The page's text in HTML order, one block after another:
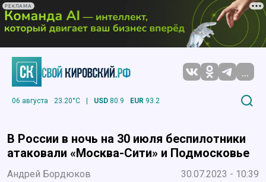
РЕКЛАМА
...
06 августа 23.20°C | USD 80.9 EUR 93.2
В России в ночь на 30 июля беспилотники
атаковали «Москва-Сити» и Подмосковье
Андрей Бордюков 30.07.2023 - 10:39